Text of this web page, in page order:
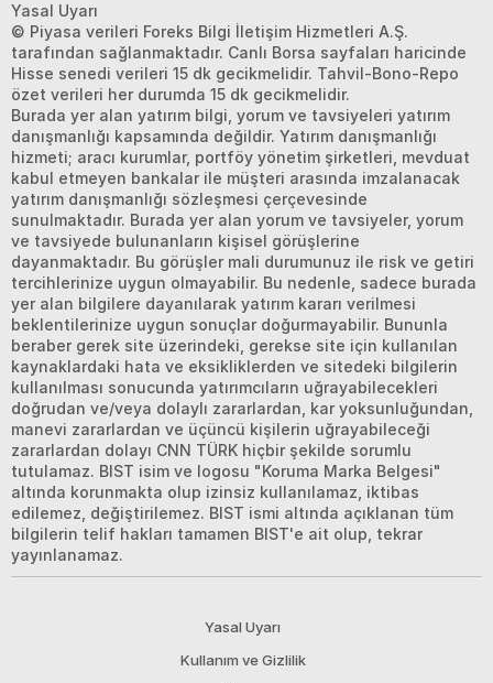
Yasal Uyarı
© Piyasa verileri Foreks Bilgi İletişim Hizmetleri A.Ş.
tarafından sağlanmaktadır. Canlı Borsa sayfaları haricinde
Hisse senedi verileri 15 dk gecikmelidir. Tahvil-Bono-Repo
özet verileri her durumda 15 dk gecikmelidir.
Burada yer alan yatırım bilgi, yorum ve tavsiyeleri yatırım
danışmanlığı kapsamında değildir. Yatırım danışmanlığı
hizmeti; aracı kurumlar, portföy yönetim şirketleri, mevduat
kabul etmeyen bankalar ile müşteri arasında imzalanacak
yatırım danışmanlığı sözleşmesi çerçevesinde
sunulmaktadır. Burada yer alan yorum ve tavsiyeler, yorum
ve tavsiyede bulunanların kişisel görüşlerine
dayanmaktadır. Bu görüşler mali durumunuz ile risk ve getiri
tercihlerinize uygun olmayabilir. Bu nedenle, sadece burada
yer alan bilgilere dayanılarak yatırım kararı verilmesi
beklentilerinize uygun sonuçlar doğurmayabilir. Bununla
beraber gerek site üzerindeki, gerekse site için kullanılan
kaynaklardaki hata ve eksikliklerden ve sitedeki bilgilerin
kullanılması sonucunda yatırımcıların uğrayabilecekleri
doğrudan ve/veya dolaylı zararlardan, kar yoksunluğundan,
manevi zararlardan ve üçüncü kişilerin uğrayabileceği
zararlardan dolayı CNN TÜRK hiçbir şekilde sorumlu
tutulamaz. BIST isim ve logosu "Koruma Marka Belgesi"
altında korunmakta olup izinsiz kullanılamaz, iktibas
edilemez, değiştirilemez. BIST ismi altında açıklanan tüm
bilgilerin telif hakları tamamen BIST'e ait olup, tekrar
yayınlanamaz.
Yasal Uyarı
Kullanım ve Gizlilik